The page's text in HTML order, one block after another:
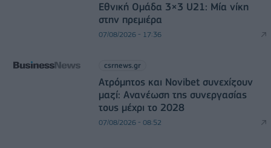
Εθνική Ομάδα 3×3 U21: Μία νίκη
στην πρεμιέρα
07/08/2026 - 17:36
csrnews.gr
Ατρόμητος και Novibet συνεχίζουν
μαζί: Ανανέωση της συνεργασίας
τους μέχρι το 2028
07/08/2026 - 08:52